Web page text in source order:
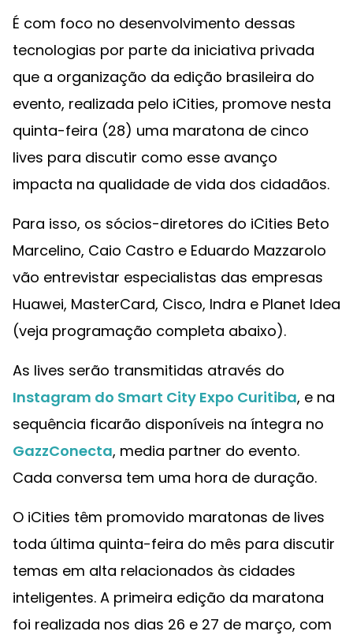
É com foco no desenvolvimento dessas
tecnologias por parte da iniciativa privada
que a organização da edição brasileira do
evento, realizada pelo iCities, promove nesta
quinta-feira (28) uma maratona de cinco
lives para discutir como esse avanço
impacta na qualidade de vida dos cidadãos.
Para isso, os sócios-diretores do iCities Beto
Marcelino, Caio Castro e Eduardo Mazzarolo
vão entrevistar especialistas das empresas
Huawei, MasterCard, Cisco, Indra e Planet Idea
(veja programação completa abaixo).
As lives serão transmitidas através do
Instagram do Smart City Expo Curitiba, e na
sequência ficarão disponíveis na íntegra no
GazzConecta, media partner do evento.
Cada conversa tem uma hora de duração.
O iCities têm promovido maratonas de lives
toda última quinta-feira do mês para discutir
temas em alta relacionados às cidades
inteligentes. A primeira edição da maratona
foi realizada nos dias 26 e 27 de março, com